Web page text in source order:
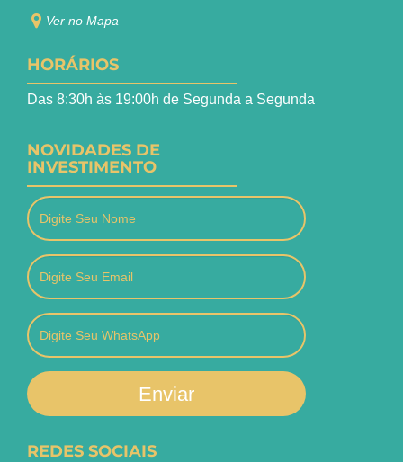
Ver no Mapa
HORÁRIOS
Das 8:30h às 19:00h de Segunda a Segunda
NOVIDADES DE
INVESTIMENTO
Enviar
REDES SOCIAIS